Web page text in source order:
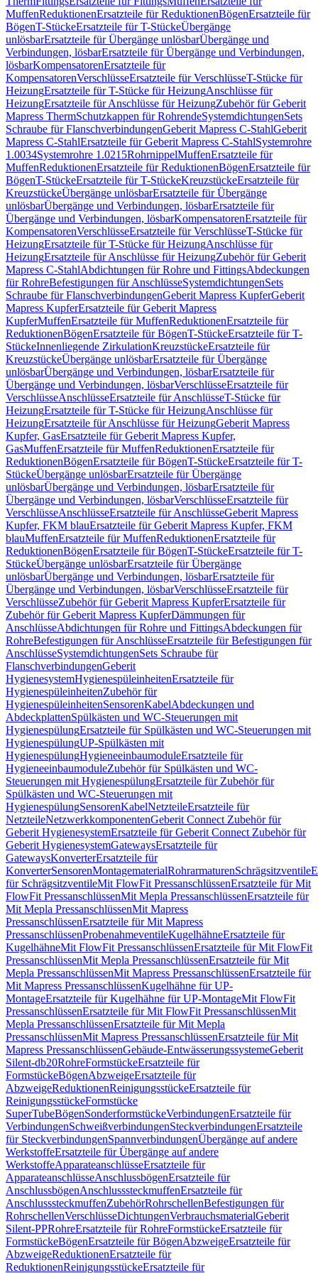
MuffenReduktionenErsatzteile für ReduktionenBögenErsatzteile für
BögenT-StückeErsatzteile für T-StückeÜbergänge
unlösbarErsatzteile für Übergänge unlösbarÜbergänge und
Verbindungen, lösbarErsatzteile für Übergänge und Verbindungen,
lösbarKompensatorenErsatzteile für
KompensatorenVerschlüsseErsatzteile für VerschlüsseT-Stücke für
HeizungErsatzteile für T-Stücke für HeizungAnschlüsse für
HeizungErsatzteile für Anschlüsse für HeizungZubehör für Geberit
Mapress ThermSchutzkappen für RohrendeSystemdichtungenSets
Schraube für FlanschverbindungenGeberit Mapress C-StahlGeberit
Mapress C-StahlErsatzteile für Geberit Mapress C-StahlSystemrohre
1.0034Systemrohre 1.0215RohrnippelMuffenErsatzteile für
MuffenReduktionenErsatzteile für ReduktionenBögenErsatzteile für
BögenT-StückeErsatzteile für T-StückeKreuzstückeErsatzteile für
KreuzstückeÜbergänge unlösbarErsatzteile für Übergänge
unlösbarÜbergänge und Verbindungen, lösbarErsatzteile für
Übergänge und Verbindungen, lösbarKompensatorenErsatzteile für
KompensatorenVerschlüsseErsatzteile für VerschlüsseT-Stücke für
HeizungErsatzteile für T-Stücke für HeizungAnschlüsse für
HeizungErsatzteile für Anschlüsse für HeizungZubehör für Geberit
Mapress C-StahlAbdichtungen für Rohre und FittingsAbdeckungen
für RohreBefestigungen für AnschlüsseSystemdichtungenSets
Schraube für FlanschverbindungenGeberit Mapress KupferGeberit
Mapress KupferErsatzteile für Geberit Mapress
KupferMuffenErsatzteile für MuffenReduktionenErsatzteile für
ReduktionenBögenErsatzteile für BögenT-StückeErsatzteile für T-
StückeInnenliegende ZirkulationKreuzstückeErsatzteile für
KreuzstückeÜbergänge unlösbarErsatzteile für Übergänge
unlösbarÜbergänge und Verbindungen, lösbarErsatzteile für
Übergänge und Verbindungen, lösbarVerschlüsseErsatzteile für
VerschlüsseAnschlüsseErsatzteile für AnschlüsseT-Stücke für
HeizungErsatzteile für T-Stücke für HeizungAnschlüsse für
HeizungErsatzteile für Anschlüsse für HeizungGeberit Mapress
Kupfer, GasErsatzteile für Geberit Mapress Kupfer,
GasMuffenErsatzteile für MuffenReduktionenErsatzteile für
ReduktionenBögenErsatzteile für BögenT-StückeErsatzteile für T-
StückeÜbergänge unlösbarErsatzteile für Übergänge
unlösbarÜbergänge und Verbindungen, lösbarErsatzteile für
Übergänge und Verbindungen, lösbarVerschlüsseErsatzteile für
VerschlüsseAnschlüsseErsatzteile für AnschlüsseGeberit Mapress
Kupfer, FKM blauErsatzteile für Geberit Mapress Kupfer, FKM
blauMuffenErsatzteile für MuffenReduktionenErsatzteile für
ReduktionenBögenErsatzteile für BögenT-StückeErsatzteile für T-
StückeÜbergänge unlösbarErsatzteile für Übergänge
unlösbarÜbergänge und Verbindungen, lösbarErsatzteile für
Übergänge und Verbindungen, lösbarVerschlüsseErsatzteile für
VerschlüsseZubehör für Geberit Mapress KupferErsatzteile für
Zubehör für Geberit Mapress KupferDämmungen für
AnschlüsseAbdichtungen für Rohre und FittingsAbdeckungen für
RohreBefestigungen für AnschlüsseErsatzteile für Befestigungen für
AnschlüsseSystemdichtungenSets Schraube für
FlanschverbindungenGeberit
HygienesystemHygienespüleinheitenErsatzteile für
HygienespüleinheitenZubehör für
HygienespüleinheitenSensorenKabelAbdeckungen und
AbdeckplattenSpülkästen und WC-Steuerungen mit
HygienespülungErsatzteile für Spülkästen und WC-Steuerungen mit
HygienespülungUP-Spülkästen mit
HygienespülungHygieneeinbaumoduleErsatzteile für
HygieneeinbaumoduleZubehör für Spülkästen und WC-
Steuerungen mit HygienespülungErsatzteile für Zubehör für
Spülkästen und WC-Steuerungen mit
HygienespülungSensorenKabelNetzteileErsatzteile für
NetzteileNetzwerkkomponentenGeberit Connect Zubehör für
Geberit HygienesystemErsatzteile für Geberit Connect Zubehör für
Geberit HygienesystemGatewaysErsatzteile für
GatewaysKonverterErsatzteile für
KonverterSensorenMontagematerialRohrarmaturenSchrägsitzventile
für SchrägsitzventileMit FlowFit PressanschlüssenErsatzteile für Mit
FlowFit PressanschlüssenMit Mepla PressanschlüssenErsatzteile für
Mit Mepla PressanschlüssenMit Mapress
PressanschlüssenErsatzteile für Mit Mapress
PressanschlüssenProbenahmeventileKugelhähneErsatzteile für
KugelhähneMit FlowFit PressanschlüssenErsatzteile für Mit FlowFit
PressanschlüssenMit Mepla PressanschlüssenErsatzteile für Mit
Mepla PressanschlüssenMit Mapress PressanschlüssenErsatzteile für
Mit Mapress PressanschlüssenKugelhähne für UP-
MontageErsatzteile für Kugelhähne für UP-MontageMit FlowFit
PressanschlüssenErsatzteile für Mit FlowFit PressanschlüssenMit
Mepla PressanschlüssenErsatzteile für Mit Mepla
PressanschlüssenMit Mapress PressanschlüssenErsatzteile für Mit
Mapress PressanschlüssenGebäude-EntwässerungssystemeGeberit
Silent-db20RohreFormstückeErsatzteile für
FormstückeBögenAbzweigeErsatzteile für
AbzweigeReduktionenReinigungsstückeErsatzteile für
ReinigungsstückeFormstücke
SuperTubeBögenSonderformstückeVerbindungenErsatzteile für
VerbindungenSchweißverbindungenSteckverbindungenErsatzteile
für SteckverbindungenSpannverbindungenÜbergänge auf andere
WerkstoffeErsatzteile für Übergänge auf andere
WerkstoffeApparateanschlüsseErsatzteile für
ApparateanschlüsseAnschlussbögenErsatzteile für
AnschlussbögenAnschlusssteckmuffenErsatzteile für
AnschlusssteckmuffenZubehörRohrschellenBefestigungen für
RohrschellenVerschlüsseDichtungenVerbrauchsmaterialGeberit
Silent-PPRohreErsatzteile für RohreFormstückeErsatzteile für
FormstückeBögenErsatzteile für BögenAbzweigeErsatzteile für
AbzweigeReduktionenErsatzteile für
ReduktionenReinigungsstückeErsatzteile für